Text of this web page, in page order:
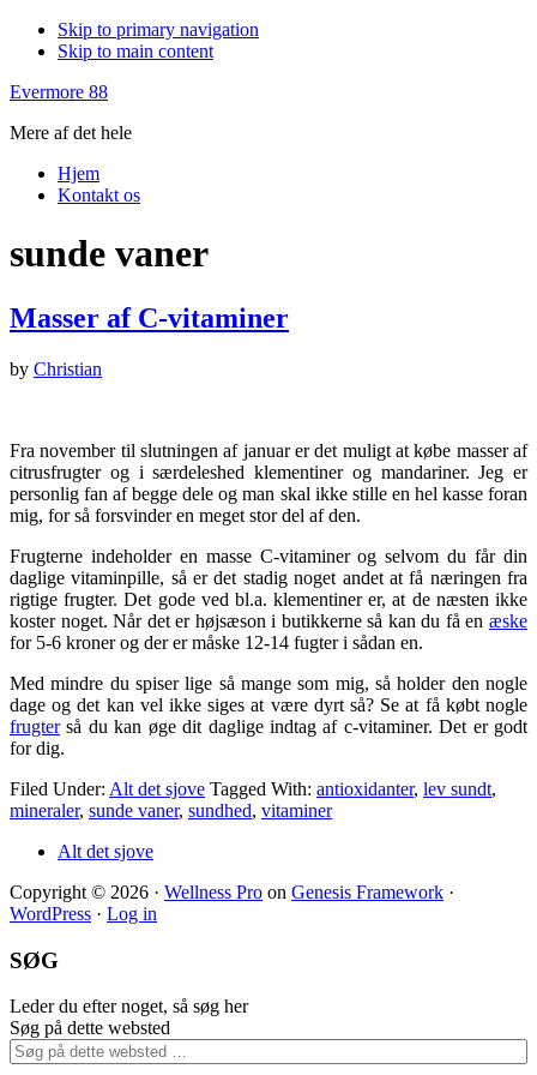
Skip to primary navigation
Skip to main content
Evermore 88
Mere af det hele
Hjem
Kontakt os
sunde vaner
Masser af C-vitaminer
by Christian
Fra november til slutningen af januar er det muligt at købe masser af
citrusfrugter og i særdeleshed klementiner og mandariner. Jeg er
personlig fan af begge dele og man skal ikke stille en hel kasse foran
mig, for så forsvinder en meget stor del af den.
Frugterne indeholder en masse C-vitaminer og selvom du får din
daglige vitaminpille, så er det stadig noget andet at få næringen fra
rigtige frugter. Det gode ved bl.a. klementiner er, at de næsten ikke
koster noget. Når det er højsæson i butikkerne så kan du få en æske
for 5-6 kroner og der er måske 12-14 fugter i sådan en.
Med mindre du spiser lige så mange som mig, så holder den nogle
dage og det kan vel ikke siges at være dyrt så? Se at få købt nogle
frugterså du kan øge dit daglige indtag af c-vitaminer. Det er godt
for dig.
Filed Under: Alt det sjove Tagged With: antioxidanter, lev sundt,
mineraler, sunde vaner, sundhed, vitaminer
Alt det sjove
Copyright © 2026 · Wellness Pro on Genesis Framework ·
WordPress · Log in
SØG
Leder du efter noget, så søg her
Søg på dette websted